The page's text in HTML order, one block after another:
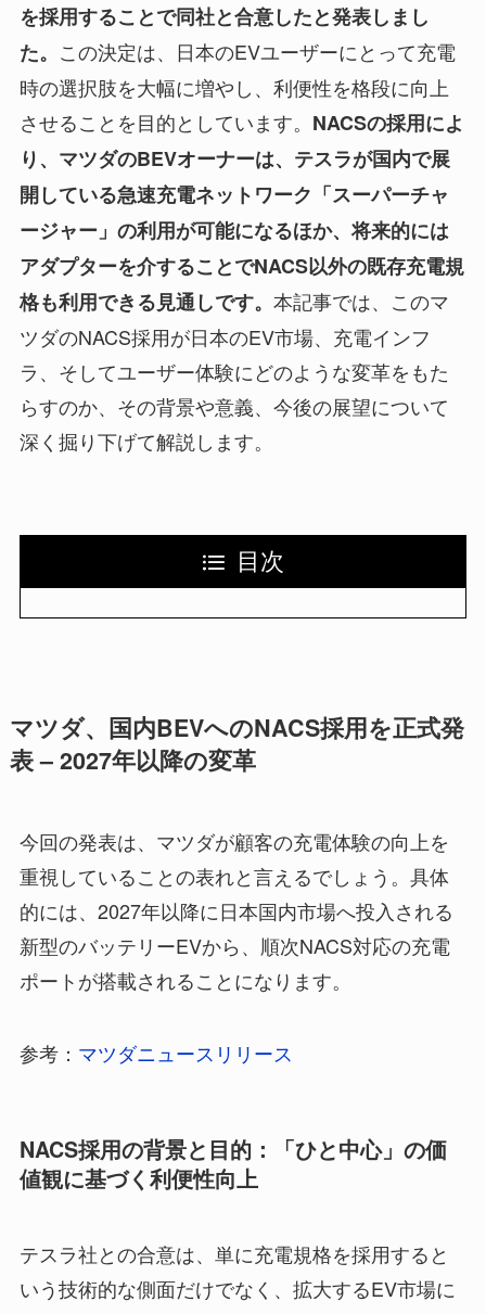
を採用することで同社と合意したと発表しまし
た。 この決定は、日本のEVユーザーにとって充電
時の選択肢を大幅に増やし、利便性を格段に向上
させることを目的としています。 NACSの採用によ
り、マツダのBEVオーナーは、テスラが国内で展
開している急速充電ネットワーク「スーパーチャ
ージャー」の利用が可能になるほか、将来的には
アダプターを介することでNACS以外の既存充電規
格も利用できる見通しです。 本記事では、このマ
ツダのNACS採用が日本のEV市場、充電インフ
ラ、そしてユーザー体験にどのような変革をもた
らすのか、その背景や意義、今後の展望について
深く掘り下げて解説します。
目次
マツダ、国内BEVへのNACS採用を正式発
表 – 2027年以降の変革
今回の発表は、マツダが顧客の充電体験の向上を
重視していることの表れと言えるでしょう。具体
的には、2027年以降に日本国内市場へ投入される
新型のバッテリーEVから、順次NACS対応の充電
ポートが搭載されることになります。
参考： マツダニュースリリース
NACS採用の背景と目的：「ひと中心」の価
値観に基づく利便性向上
テスラ社との合意は、単に充電規格を採用すると
いう技術的な側面だけでなく、拡大するEV市場に